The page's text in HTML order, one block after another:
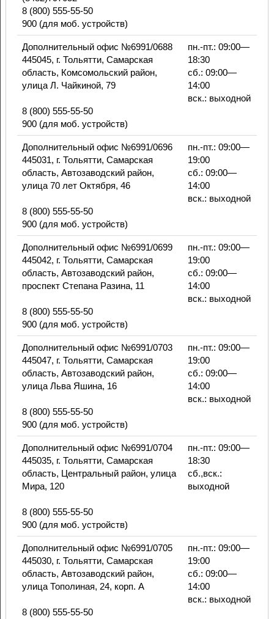
8 (800) 555-55-50
900 (для моб. устройств)
Дополнительный офис №6991/0688
445045, г. Тольятти, Самарская
область, Комсомольский район,
улица Л. Чайкиной, 79
8 (800) 555-55-50
900 (для моб. устройств)
пн.-пт.: 09:00—
18:30
сб.: 09:00—
14:00
вск.: выходной
Дополнительный офис №6991/0696
445031, г. Тольятти, Самарская
область, Автозаводский район,
улица 70 лет Октября, 46
8 (800) 555-55-50
900 (для моб. устройств)
пн.-пт.: 09:00—
19:00
сб.: 09:00—
14:00
вск.: выходной
Дополнительный офис №6991/0699
445042, г. Тольятти, Самарская
область, Автозаводский район,
проспект Степана Разина, 11
8 (800) 555-55-50
900 (для моб. устройств)
пн.-пт.: 09:00—
19:00
сб.: 09:00—
14:00
вск.: выходной
Дополнительный офис №6991/0703
445047, г. Тольятти, Самарская
область, Автозаводский район,
улица Льва Яшина, 16
8 (800) 555-55-50
900 (для моб. устройств)
пн.-пт.: 09:00—
19:00
сб.: 09:00—
14:00
вск.: выходной
Дополнительный офис №6991/0704
445035, г. Тольятти, Самарская
область, Центральный район, улица
Мира, 120
8 (800) 555-55-50
900 (для моб. устройств)
пн.-пт.: 09:00—
18:30
сб.,вск.:
выходной
Дополнительный офис №6991/0705
445030, г. Тольятти, Самарская
область, Автозаводский район,
улица Тополиная, 24, корп. А
8 (800) 555-55-50
пн.-пт.: 09:00—
19:00
сб.: 09:00—
14:00
вск.: выходной